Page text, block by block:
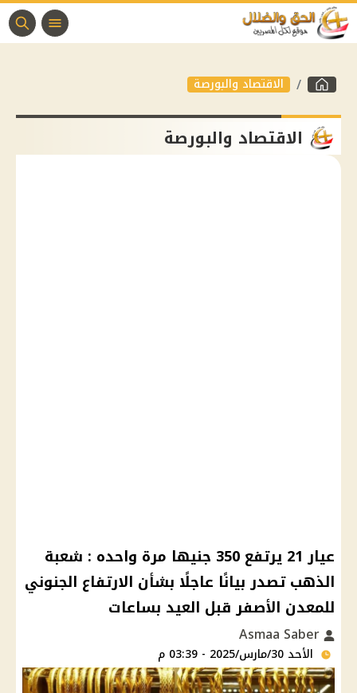
الاقتصاد والبورصة
الاقتصاد والبورصة
عيار 21 يرتفع 350 جنيها مرة واحده : شعبة
الذهب تصدر بيانًا عاجلًا بشأن الارتفاع الجنوني
للمعدن الأصفر قبل العيد بساعات
الأحد 30/مارس/2025 - 03:39 م